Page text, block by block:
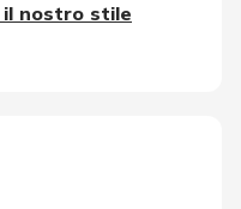
il nostro stile